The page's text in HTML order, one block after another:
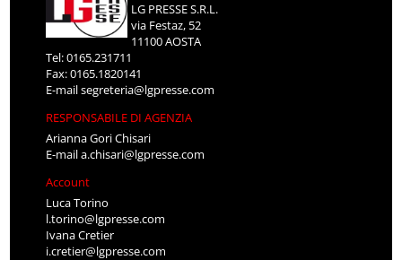
LG PRESSE S.R.L.
via Festaz, 52
11100 AOSTA
Tel: 0165.231711
Fax: 0165.1820141
E-mailsegreteria@lgpresse.com
RESPONSABILE DI AGENZIA
Arianna Gori Chisari
E-maila.chisari@lgpresse.com
Account
Luca Torino
l.torino@lgpresse.com
Ivana Cretier
i.cretier@lgpresse.com